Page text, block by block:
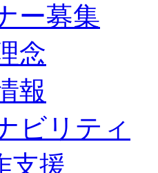
ー募集
念
報
ビリティ
支援